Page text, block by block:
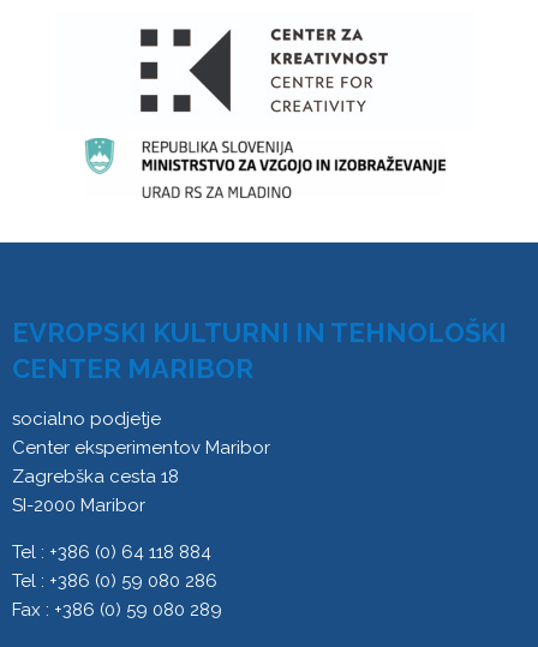
EVROPSKI KULTURNI IN TEHNOLOŠKI
CENTER MARIBOR
socialno podjetje
Center eksperimentov Maribor
Zagrebška cesta 18
SI-2000 Maribor
Tel : +386 (0) 64 118 884
Tel : +386 (0) 59 080 286
Fax : +386 (0) 59 080 289